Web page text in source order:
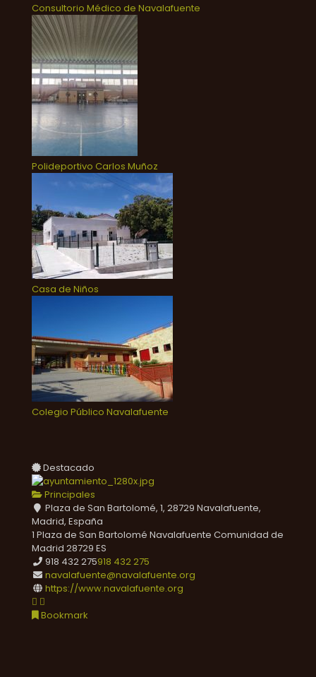
Consultorio Médico de Navalafuente
Polideportivo Carlos Muñoz
Casa de Niños
Colegio Público Navalafuente
Destacado
Principales
Plaza de San Bartolomé, 1, 28729 Navalafuente,
Madrid, España
1 Plaza de San Bartolomé Navalafuente Comunidad de
Madrid 28729 ES
918 432 275918 432 275
navalafuente@navalafuente.org
https://www.navalafuente.org
Bookmark